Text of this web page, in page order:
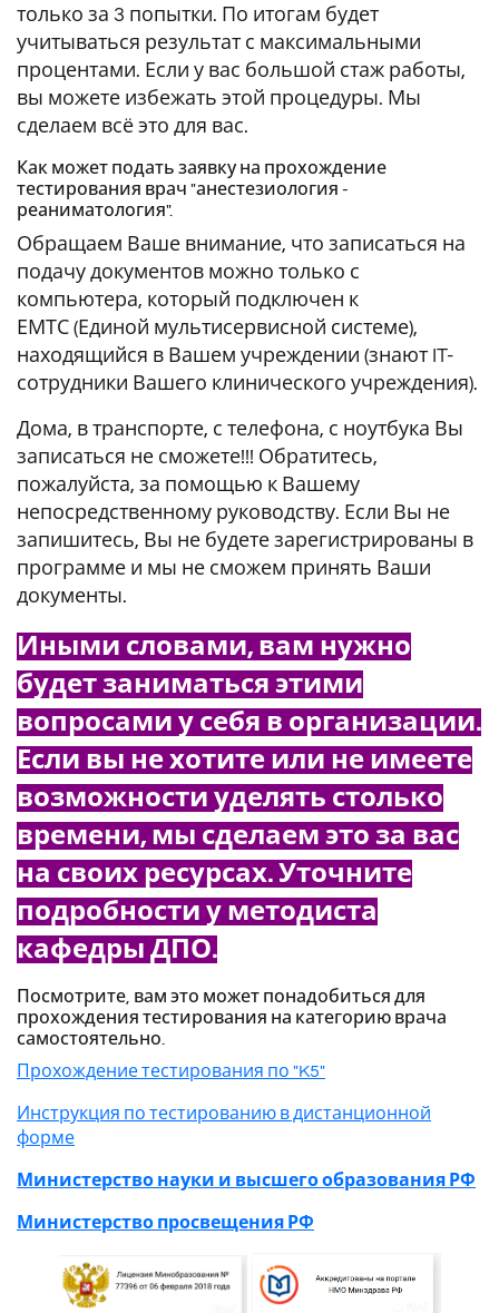
только за 3 попытки. По итогам будет
учитываться результат с максимальными
процентами. Если у вас большой стаж работы,
вы можете избежать этой процедуры. Мы
сделаем всё это для вас.
Как может подать заявку на прохождение
тестирования врач "анестезиология -
реаниматология".
Обращаем Ваше внимание, что записаться на
подачу документов можно только с
компьютера, который подключен к
ЕМТС (Единой мультисервисной системе),
находящийся в Вашем учреждении (знают IT-
сотрудники Вашего клинического учреждения).
Дома, в транспорте, с телефона, с ноутбука Вы
записаться не сможете!!! Обратитесь,
пожалуйста, за помощью к Вашему
непосредственному руководству. Если Вы не
запишитесь, Вы не будете зарегистрированы в
программе и мы не сможем принять Ваши
документы.
Иными словами, вам нужно
будет заниматься этими
вопросами у себя в организации.
Если вы не хотите или не имеете
возможности уделять столько
времени, мы сделаем это за вас
на своих ресурсах. Уточните
подробности у методиста
кафедры ДПО.
Посмотрите, вам это может понадобиться для
прохождения тестирования на категорию врача
самостоятельно.
Прохождение тестирования по "K5"
Инструкция по тестированию в дистанционной
форме
Министерство науки и высшего образования РФ
Министерство просвещения РФ